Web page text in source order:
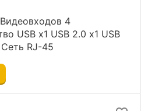
4
USB х1 USB 2.0 х1 USB
RJ-45